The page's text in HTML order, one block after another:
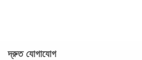
দ্রুত যোগাযোগ